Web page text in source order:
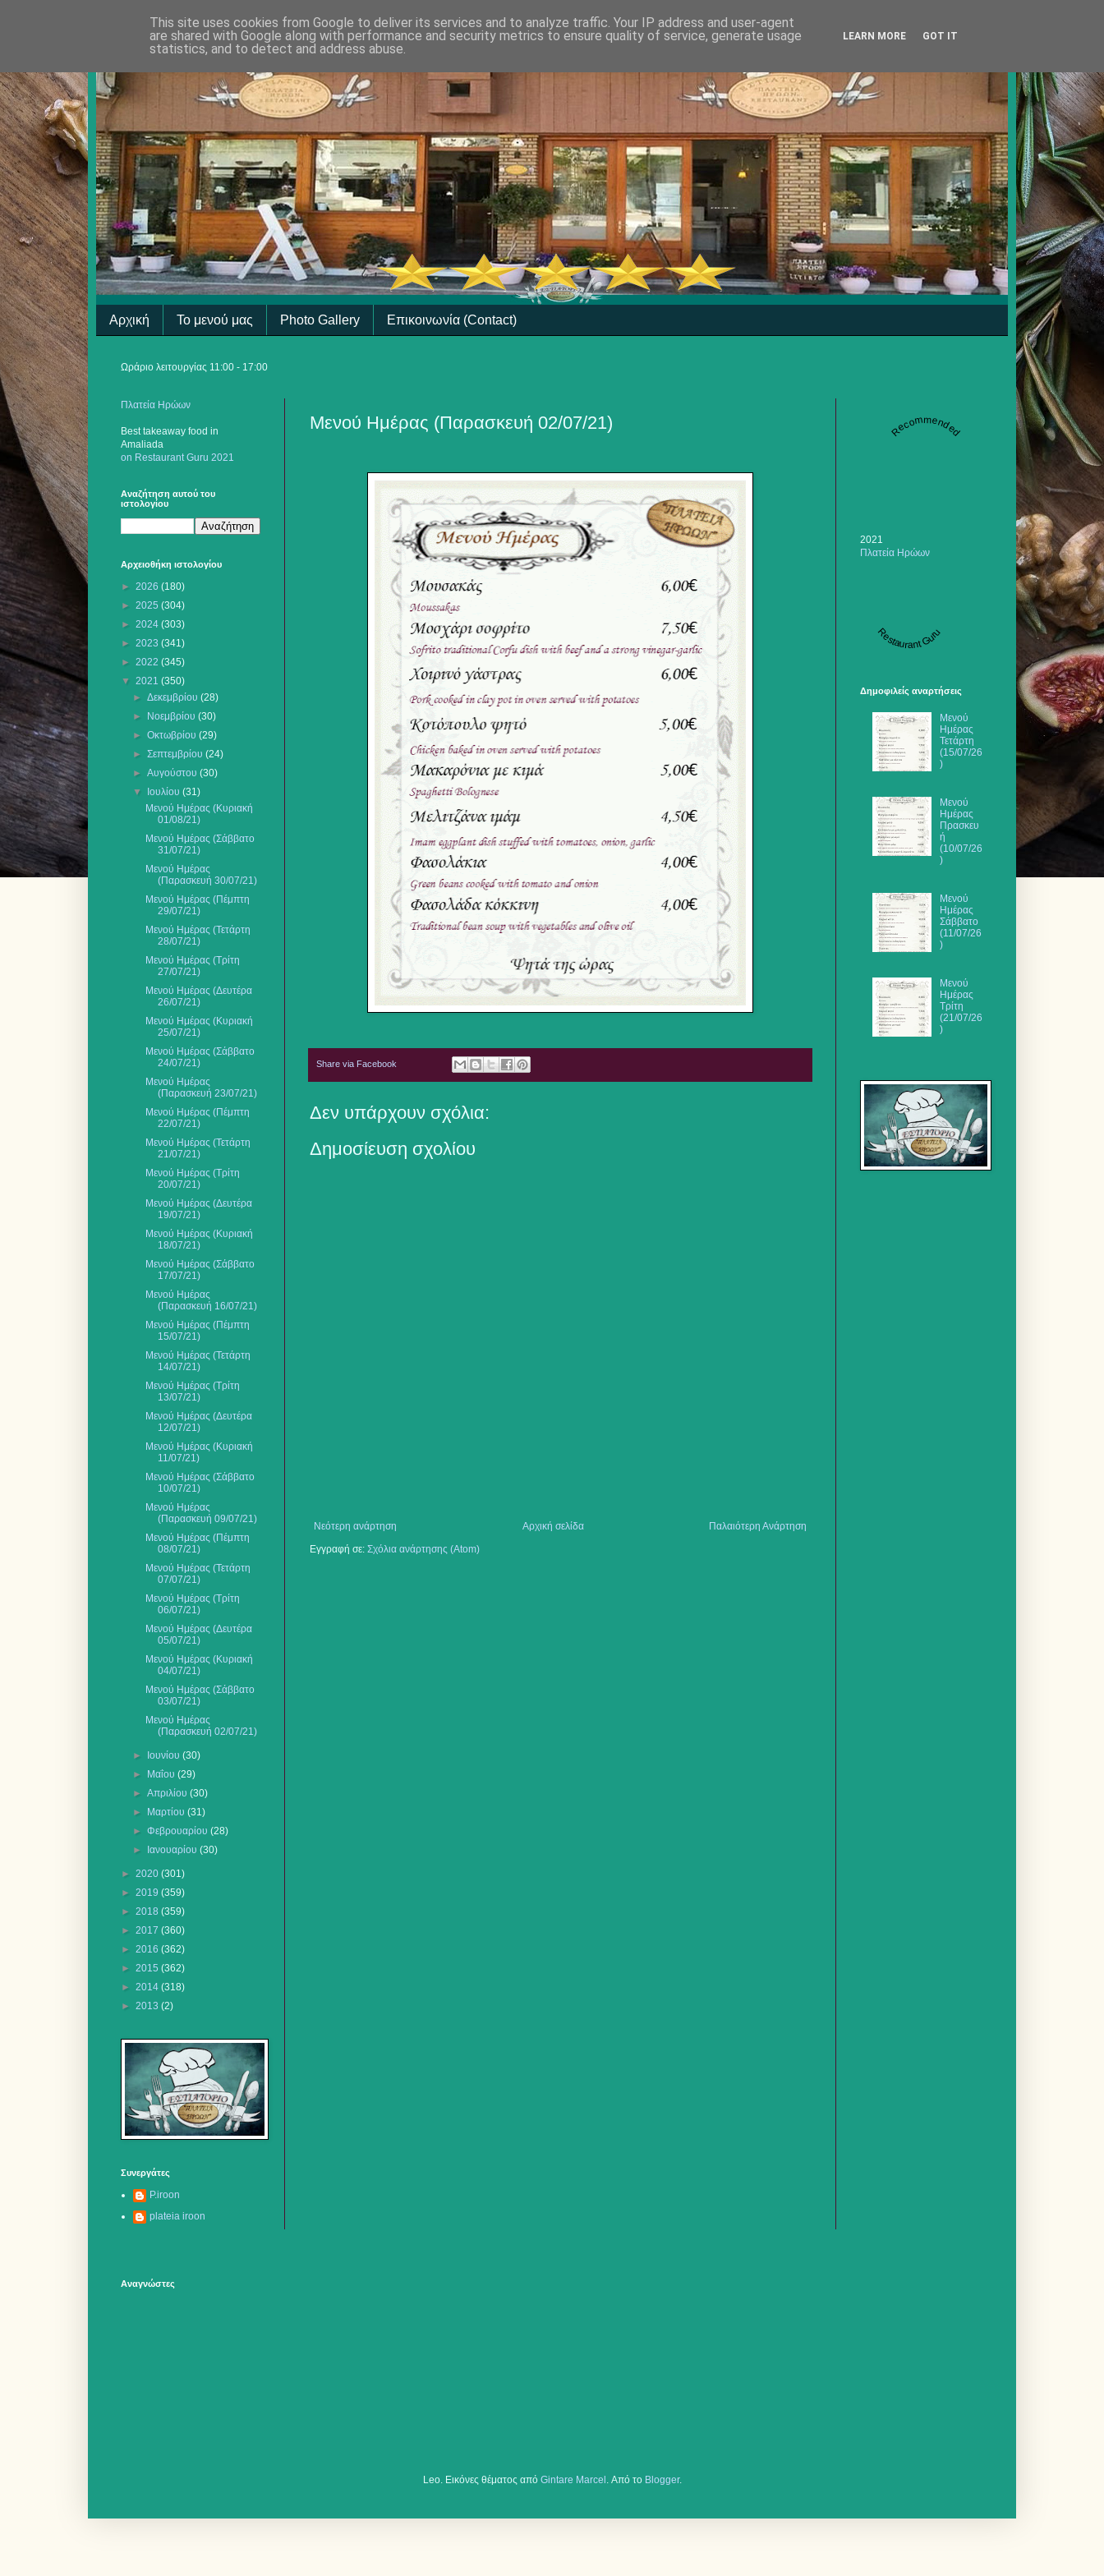
Αρχική Το μενού μας Photo Gallery Επικοινωνία (Contact)
Ωράριο λειτουργίας 11:00 - 17:00
Μενού Ημέρας (Παρασκευή 02/07/21)
Share via Facebook
Δεν υπάρχουν σχόλια:
Δημοσίευση σχολίου
Νεότερη ανάρτηση Παλαιότερη Ανάρτηση
Αρχική σελίδα
Εγγραφή σε: Σχόλια ανάρτησης (Atom)
Πλατεία Ηρώων
Best takeaway food in
Amaliada
on Restaurant Guru 2021
Αναζήτηση αυτού του
ιστολογίου
Αρχειοθήκη ιστολογίου
► 2026 (180)
► 2025 (304)
► 2024 (303)
► 2023 (341)
► 2022 (345)
▼ 2021 (350)
►Δεκεμβρίου(28)
►
Νοεμβρίου(30)
►Οκτωβρίου(29)
►Σεπτεμβρίου(24)
►Αυγούστου(30)
▼
Ιουλίου(31)
Μενού Ημέρας (Κυριακή
01/08/21)
Μενού Ημέρας (Σάββατο
31/07/21)
Μενού Ημέρας
(Παρασκευή 30/07/21)
Μενού Ημέρας (Πέμπτη
29/07/21)
Μενού Ημέρας (Τετάρτη
28/07/21)
Μενού Ημέρας (Τρίτη
27/07/21)
Μενού Ημέρας (Δευτέρα
26/07/21)
Μενού Ημέρας (Κυριακή
25/07/21)
Μενού Ημέρας (Σάββατο
24/07/21)
Μενού Ημέρας
(Παρασκευή 23/07/21)
Μενού Ημέρας (Πέμπτη
22/07/21)
Μενού Ημέρας (Τετάρτη
21/07/21)
Μενού Ημέρας (Τρίτη
20/07/21)
Μενού Ημέρας (Δευτέρα
19/07/21)
Μενού Ημέρας (Κυριακή
18/07/21)
Μενού Ημέρας (Σάββατο
17/07/21)
Μενού Ημέρας
(Παρασκευή 16/07/21)
Μενού Ημέρας (Πέμπτη
15/07/21)
Μενού Ημέρας (Τετάρτη
14/07/21)
Μενού Ημέρας (Τρίτη
13/07/21)
Μενού Ημέρας (Δευτέρα
12/07/21)
Μενού Ημέρας (Κυριακή
11/07/21)
Μενού Ημέρας (Σάββατο
10/07/21)
Μενού Ημέρας
(Παρασκευή 09/07/21)
Μενού Ημέρας (Πέμπτη
08/07/21)
Μενού Ημέρας (Τετάρτη
07/07/21)
Μενού Ημέρας (Τρίτη
06/07/21)
Μενού Ημέρας (Δευτέρα
05/07/21)
Μενού Ημέρας (Κυριακή
04/07/21)
Μενού Ημέρας (Σάββατο
03/07/21)
Μενού Ημέρας
(Παρασκευή 02/07/21)
► Ιουνίου(30)
►
Μαΐου(29)
►Απριλίου(30)
►
Μαρτίου(31)
►Φεβρουαρίου(28)
►
Ιανουαρίου(30)
► 2020 (301)
► 2019 (359)
► 2018 (359)
► 2017 (360)
► 2016 (362)
► 2015 (362)
► 2014 (318)
► 2013 (2)
Συνεργάτες
P.iroon
plateia iroon
Recommended
2021
Πλατεία Ηρώων
Restaurant Guru
Δημοφιλείς αναρτήσεις
Μενού
Ημέρας
Τετάρτη
(15/07/26
)
Μενού
Ημέρας
Πρασκευ
ή
(10/07/26
)
Μενού
Ημέρας
Σάββατο
(11/07/26
)
Μενού
Ημέρας
Τρίτη
(21/07/26
)
Αναγνώστες
Leo. Εικόνες θέματος από Gintare Marcel . Από το Blogger.
This site uses cookies from Google to deliver its services and to analyze traffic. Your IP address and user-agent
are shared with Google along with performance and security metrics to ensure quality of service, generate usage
statistics, and to detect and address abuse.
LEARN MORE GOT IT